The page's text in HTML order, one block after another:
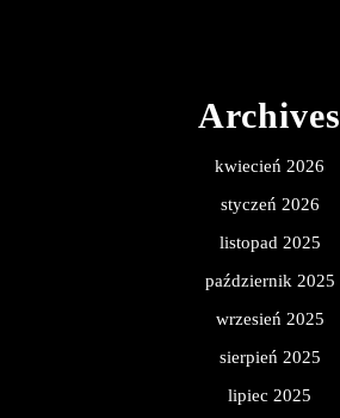
Archives
kwiecień 2026
styczeń 2026
listopad 2025
październik 2025
wrzesień 2025
sierpień 2025
lipiec 2025